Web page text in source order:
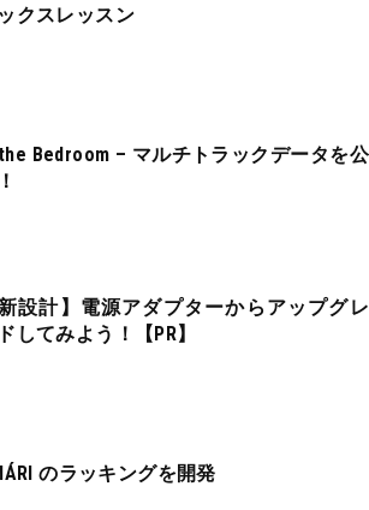
クスレッスン
Bedroom – マルチトラックデータを公
新設計】電源アダプターからアップグレ
してみよう！【PR】
のラッキングを開発